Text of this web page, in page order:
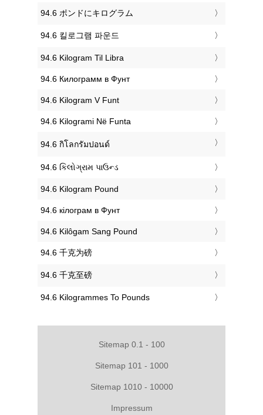
‎94.6 ポンドにキログラム
‎94.6 킬로그램 파운드
‎94.6 Kilogram Til Libra
‎94.6 Килограмм в Фунт
‎94.6 Kilogram V Funt
‎94.6 Kilogrami Në Funta
‎94.6 กิโลกรัมปอนด์
‎94.6 કિલોગ્રામ પાઉન્ડ
‎94.6 Kilogram Pound
‎94.6 кілограм в Фунт
‎94.6 Kilôgam Sang Pound
‎94.6 千克为磅
‎94.6 千克至磅
‎94.6 Kilogrammes To Pounds
Sitemap 0.1 - 100
Sitemap 101 - 1000
Sitemap 1010 - 10000
Impressum